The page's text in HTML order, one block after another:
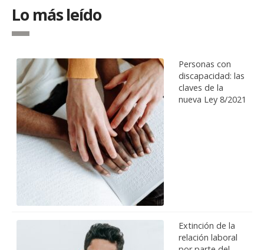
Lo más leído
Personas con
discapacidad: las
claves de la
nueva Ley 8/2021
Extinción de la
relación laboral